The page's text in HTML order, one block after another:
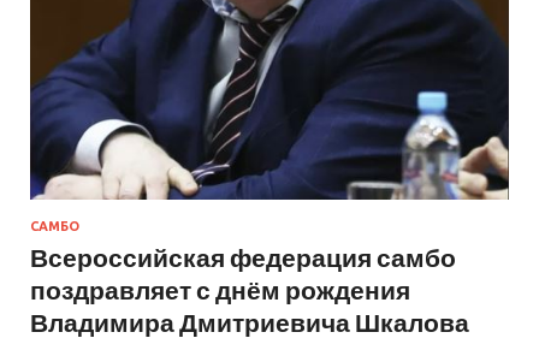
САМБО
Всероссийская федерация самбо
поздравляет с днём рождения
Владимира Дмитриевича Шкалова